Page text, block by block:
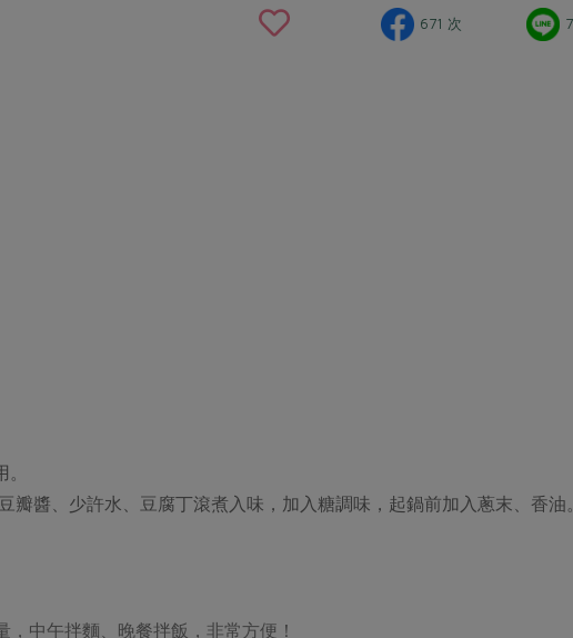
671 次
醬、少許水、豆腐丁滾煮入味，加入糖調味，起鍋前加入蔥末、香油。
中午拌麵、晚餐拌飯，非常方便！